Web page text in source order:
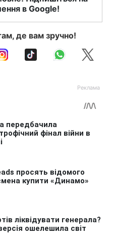
в Google!
де вам зручно!